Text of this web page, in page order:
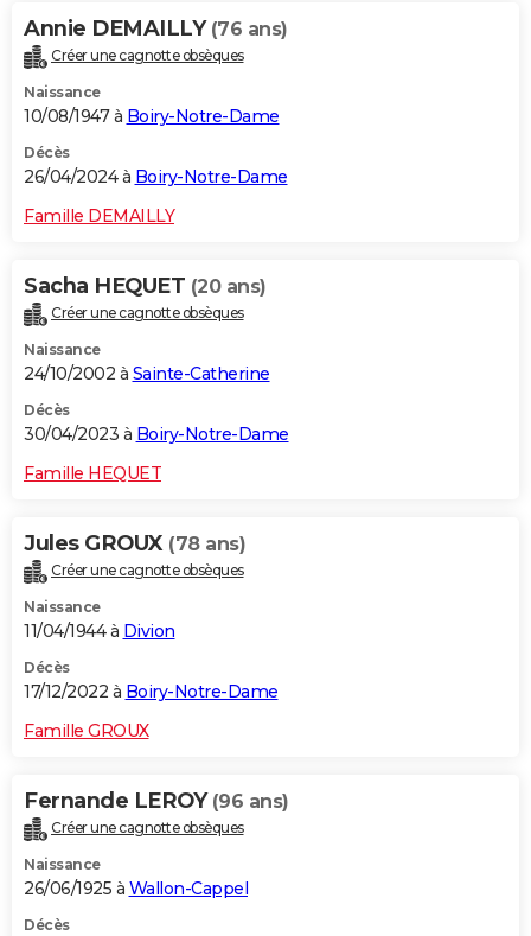
Annie DEMAILLY (76 ans)
Créer une cagnotte obsèques
Naissance
10/08/1947 à Boiry-Notre-Dame
Décès
26/04/2024 à Boiry-Notre-Dame
Famille DEMAILLY
Sacha HEQUET (20 ans)
Créer une cagnotte obsèques
Naissance
24/10/2002 à Sainte-Catherine
Décès
30/04/2023 à Boiry-Notre-Dame
Famille HEQUET
Jules GROUX (78 ans)
Créer une cagnotte obsèques
Naissance
11/04/1944 à Divion
Décès
17/12/2022 à Boiry-Notre-Dame
Famille GROUX
Fernande LEROY (96 ans)
Créer une cagnotte obsèques
Naissance
26/06/1925 à Wallon-Cappel
Décès